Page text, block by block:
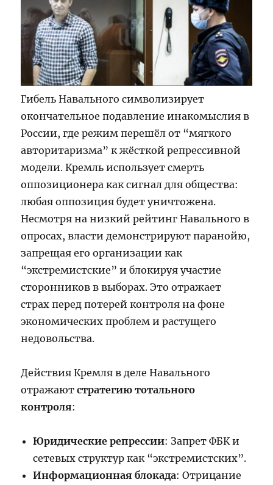
Гибель Навального символизирует
окончательное подавление инакомыслия в
России, где режим перешёл от “мягкого
авторитаризма” к жёсткой репрессивной
модели. Кремль использует смерть
оппозиционера как сигнал для общества:
любая оппозиция будет уничтожена.
Несмотря на низкий рейтинг Навального в
опросах, власти демонстрируют паранойю,
запрещая его организации как
“экстремистские” и блокируя участие
сторонников в выборах. Это отражает
страх перед потерей контроля на фоне
экономических проблем и растущего
недовольства.
Действия Кремля в деле Навального
отражаютстратегию тотального
контроля:
Юридические репрессии: Запрет ФБК и
сетевых структур как “экстремистских”.
Информационная блокада: Отрицание